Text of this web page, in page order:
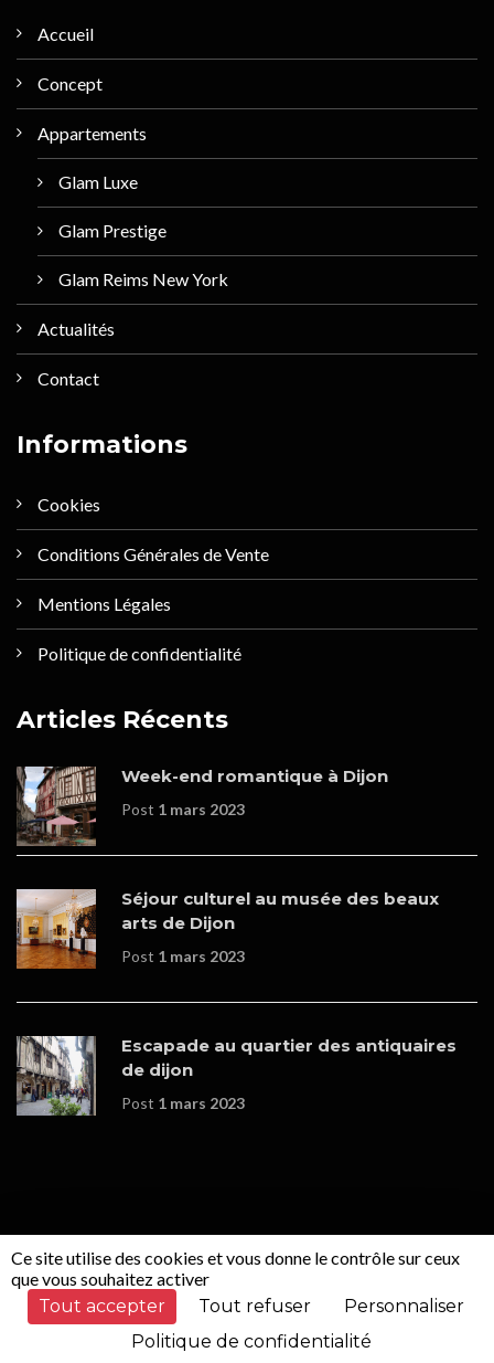
Accueil
Concept
Appartements
Glam Luxe
Glam Prestige
Glam Reims New York
Actualités
Contact
Informations
Cookies
Conditions Générales de Vente
Mentions Légales
Politique de confidentialité
Articles Récents
Week-end romantique à Dijon
Post 1 mars 2023
Séjour culturel au musée des beaux
arts de Dijon
Post 1 mars 2023
Escapade au quartier des antiquaires
de dijon
Post 1 mars 2023
© Copyrights - Boutique en ligne réalisée parWOOPLEE
SAS
Ce site utilise des cookies et vous donne le contrôle sur ceux
que vous souhaitez activer
Tout accepter
Tout refuser
Personnaliser
Politique de confidentialité